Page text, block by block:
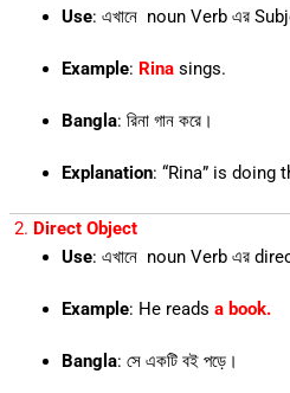
Use: এখানে noun Verb এর
Example: Rinasings.
Bangla: রিনা গান করে।
Explanation: “Rina” is doing
2. Direct Object
Use: এখানে noun Verb এর direct
Example: He reads a book.
Bangla: সে একটি বই পড়ে।